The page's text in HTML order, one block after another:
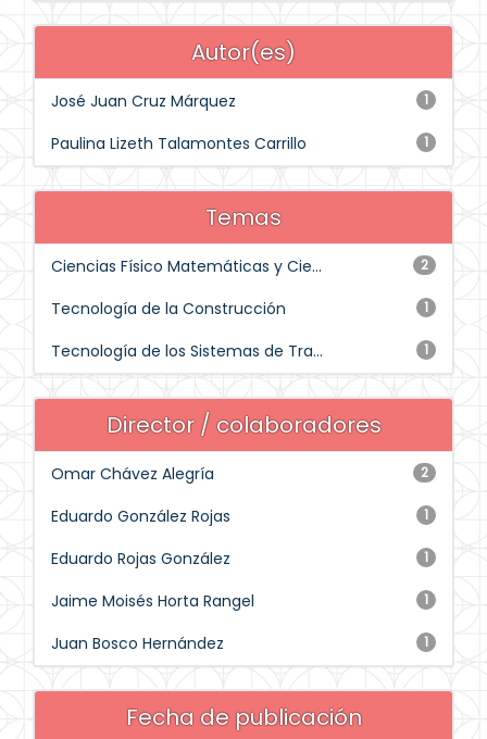
Autor(es)
1
José Juan Cruz Márquez
1
Paulina Lizeth Talamontes Carrillo
Temas
2
Ciencias Físico Matemáticas y Cie...
1
Tecnología de la Construcción
1
Tecnología de los Sistemas de Tra...
Director / colaboradores
2
Omar Chávez Alegría
1
Eduardo González Rojas
1
Eduardo Rojas González
1
Jaime Moisés Horta Rangel
1
Juan Bosco Hernández
Fecha de publicación